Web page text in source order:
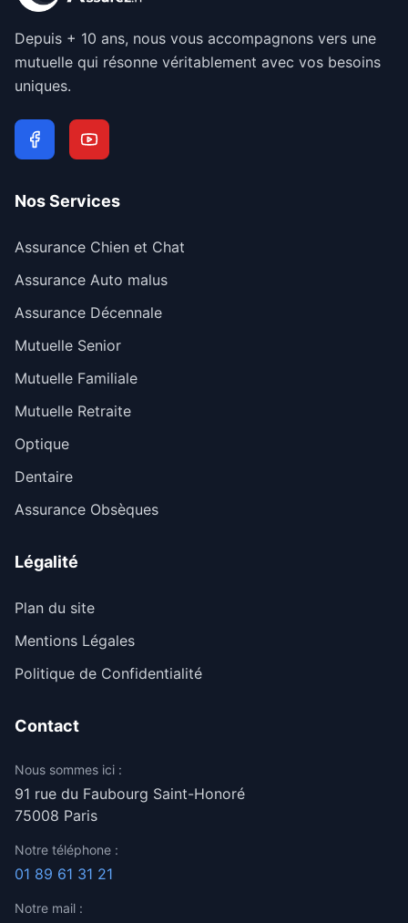
Depuis + 10 ans, nous vous accompagnons vers une
mutuelle qui résonne véritablement avec vos besoins
uniques.
Nos Services
Assurance Chien et Chat
Assurance Auto malus
Assurance Décennale
Mutuelle Senior
Mutuelle Familiale
Mutuelle Retraite
Optique
Dentaire
Assurance Obsèques
Légalité
Plan du site
Mentions Légales
Politique de Confidentialité
Contact
Nous sommes ici :
91 rue du Faubourg Saint-Honoré
75008 Paris
Notre téléphone :
01 89 61 31 21
Notre mail :